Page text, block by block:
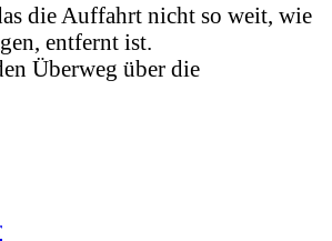
die Auffahrt nicht so weit, wie
entfernt ist.
Überweg über die